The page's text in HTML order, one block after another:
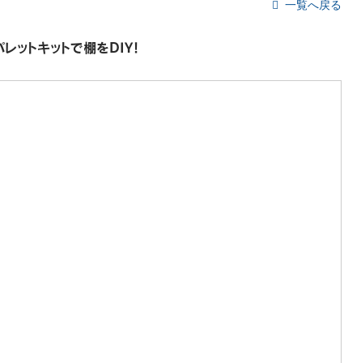
一覧へ戻る
ットキットで棚をDIY！